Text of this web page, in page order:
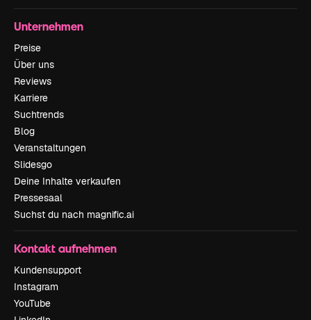
Unternehmen
Preise
Über uns
Reviews
Karriere
Suchtrends
Blog
Veranstaltungen
Slidesgo
Deine Inhalte verkaufen
Pressesaal
Suchst du nach magnific.ai
Kontakt aufnehmen
Kundensupport
Instagram
YouTube